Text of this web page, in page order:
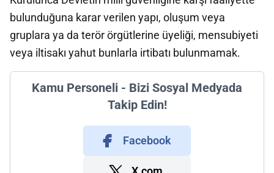
bulunduğuna karar verilen yapı, oluşum veya
gruplara ya da terör örgütlerine üyeliği, mensubiyeti
veya iltisakı yahut bunlarla irtibatı bulunmamak.
Kamu Personeli - Bizi Sosyal Medyada
Takip Edin!
Facebook